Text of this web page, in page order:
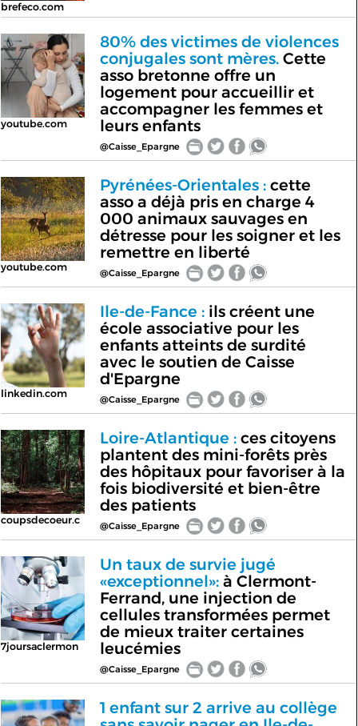
brefeco.com
youtube.com
80% des victimes de violences
conjugales sont mères.Cette
asso bretonne offre un
logement pour accueillir et
accompagner les femmes et
leurs enfants
@Caisse_Epargne
youtube.com
Pyrénées-Orientales :cette
asso a déjà pris en charge 4
000 animaux sauvages en
détresse pour les soigner et les
remettre en liberté
@Caisse_Epargne
linkedin.com
Ile-de-Fance :ils créent une
école associative pour les
enfants atteints de surdité
avec le soutien de Caisse
d'Epargne
@Caisse_Epargne
coupsdecoeur.c
Loire-Atlantique :ces citoyens
plantent des mini-forêts près
des hôpitaux pour favoriser à la
fois biodiversité et bien-être
des patients
@Caisse_Epargne
7joursaclermon
Un taux de survie jugé
«exceptionnel»:à Clermont-
Ferrand, une injection de
cellules transformées permet
de mieux traiter certaines
leucémies
@Caisse_Epargne
1 enfant sur 2 arrive au collège